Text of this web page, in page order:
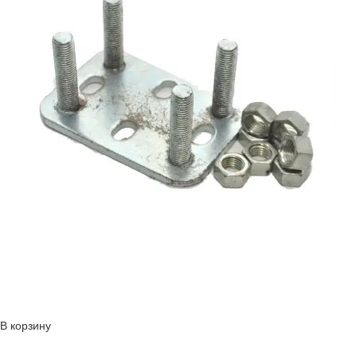
В корзину